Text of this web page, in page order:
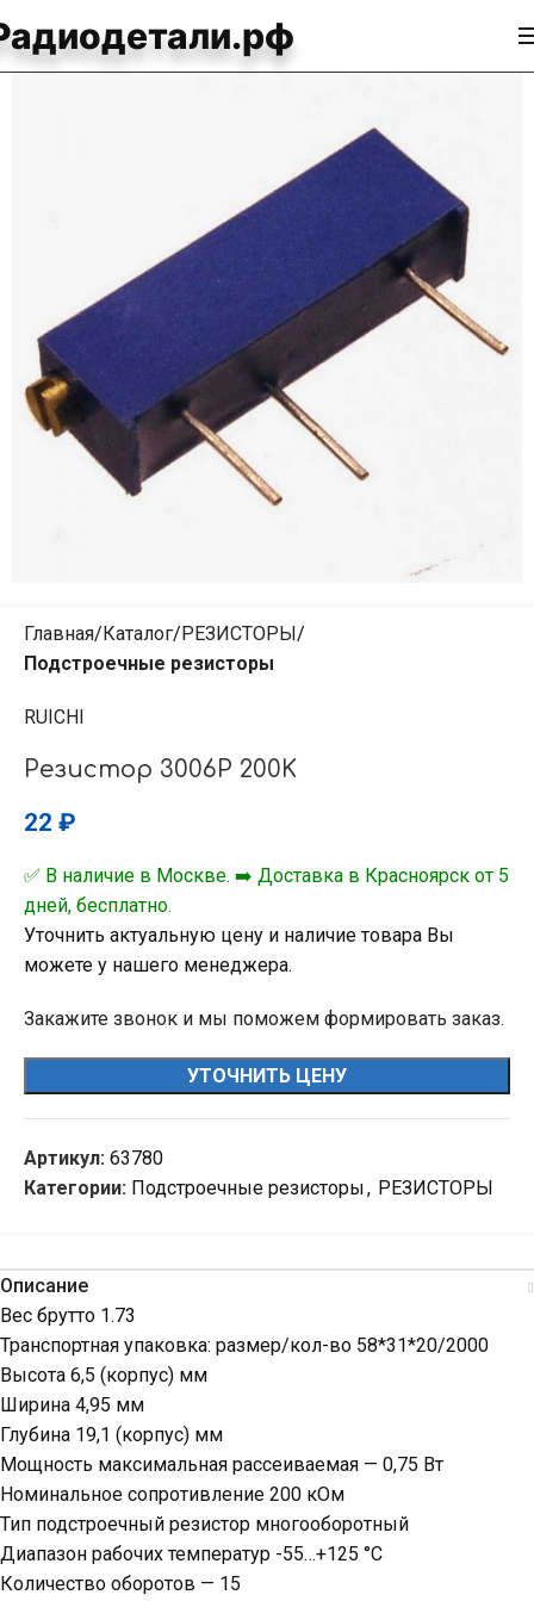
Главная Каталог РЕЗИСТОРЫ
Подстроечные резисторы
RUICHI
Резистор 3006P 200K
22 ₽
✅ В наличие в Москве. ➡️ Доставка в Красноярск от 5
дней, бесплатно.
Уточнить актуальную цену и наличие товара Вы
можете у нашего менеджера.
Закажите звонок и мы поможем формировать заказ.
УТОЧНИТЬ ЦЕНУ
Артикул: 63780
Категории: Подстроечные резисторы, РЕЗИСТОРЫ
Описание
Вес брутто 1.73
Транспортная упаковка: размер/кол-во 58*31*20/2000
Высота 6,5 (корпус) мм
Ширина 4,95 мм
Глубина 19,1 (корпус) мм
Мощность максимальная рассеиваемая — 0,75 Вт
Номинальное сопротивление 200 кОм
Тип подстроечный резистор многооборотный
Диапазон рабочих температур -55…+125 °С
Количество оборотов — 15